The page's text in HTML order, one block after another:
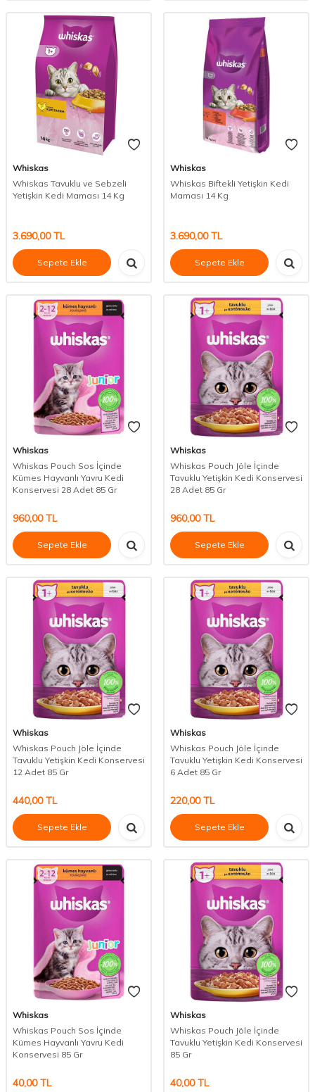
Whiskas
Whiskas Tavuklu ve Sebzeli
Yetişkin Kedi Maması 14 Kg
3.690,00TL
Sepete Ekle
Whiskas
Whiskas Biftekli Yetişkin Kedi
Maması 14 Kg
3.690,00TL
Sepete Ekle
Whiskas
Whiskas Pouch Sos İçinde
Kümes Hayvanlı Yavru Kedi
Konservesi 28 Adet 85 Gr
960,00TL
Sepete Ekle
Whiskas
Whiskas Pouch Jöle İçinde
Tavuklu Yetişkin Kedi Konservesi
28 Adet 85 Gr
960,00TL
Sepete Ekle
Whiskas
Whiskas Pouch Jöle İçinde
Tavuklu Yetişkin Kedi Konservesi
12 Adet 85 Gr
440,00TL
Sepete Ekle
Whiskas
Whiskas Pouch Jöle İçinde
Tavuklu Yetişkin Kedi Konservesi
6 Adet 85 Gr
220,00TL
Sepete Ekle
Whiskas
Whiskas Pouch Sos İçinde
Kümes Hayvanlı Yavru Kedi
Konservesi 85 Gr
40,00TL
Whiskas
Whiskas Pouch Jöle İçinde
Tavuklu Yetişkin Kedi Konservesi
85 Gr
40,00TL